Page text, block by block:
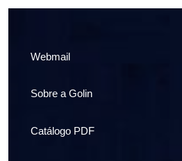
Webmail
Sobre a Golin
Catálogo PDF